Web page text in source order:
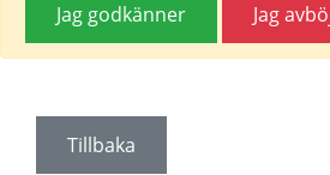
Jag godkänner Jag
Tillbaka